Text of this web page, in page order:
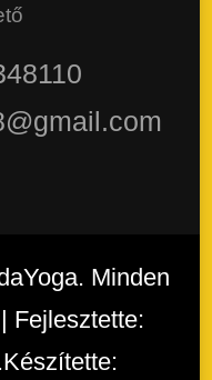
. Minden
Fejlesztette: